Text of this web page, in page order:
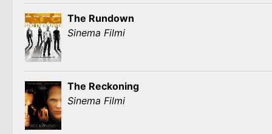
The Rundown
Sinema Filmi
The Reckoning
Sinema Filmi